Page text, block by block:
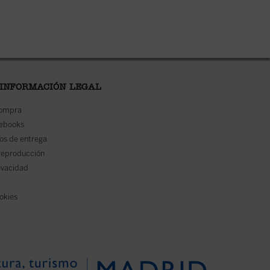
LEGAL
de entrega